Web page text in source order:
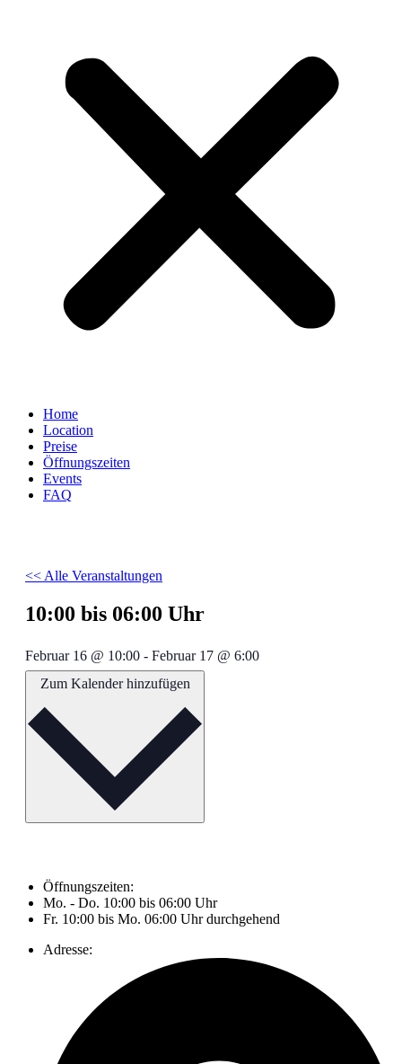
Home
Location
Preise
Öffnungszeiten
Events
FAQ
<< Alle Veranstaltungen
10:00 bis 06:00 Uhr
Februar 16 @ 10:00 - Februar 17 @ 6:00
Öffnungszeiten:
Mo. - Do. 10:00 bis 06:00 Uhr
Fr. 10:00 bis Mo. 06:00 Uhr durchgehend
Adresse: